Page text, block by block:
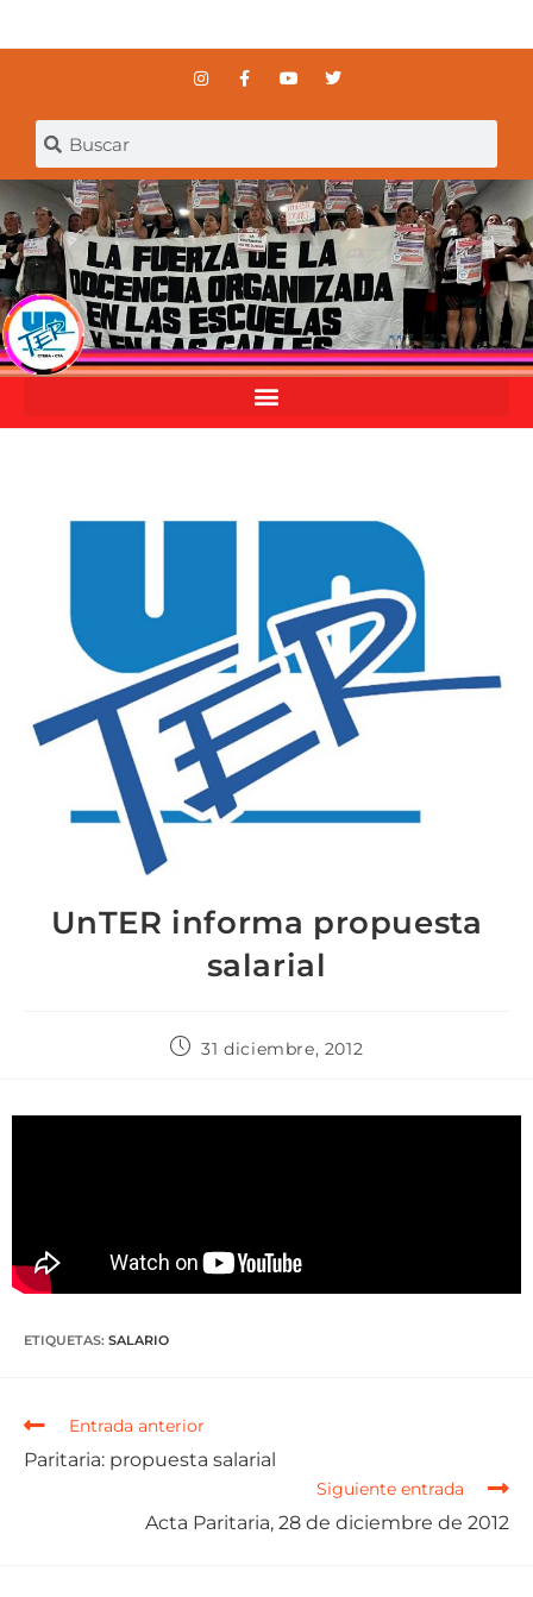
UnTER informa propuesta
salarial
31 diciembre, 2012
ETIQUETAS: SALARIO
Entrada anterior
Paritaria: propuesta salarial
Siguiente entrada
Acta Paritaria, 28 de diciembre de 2012